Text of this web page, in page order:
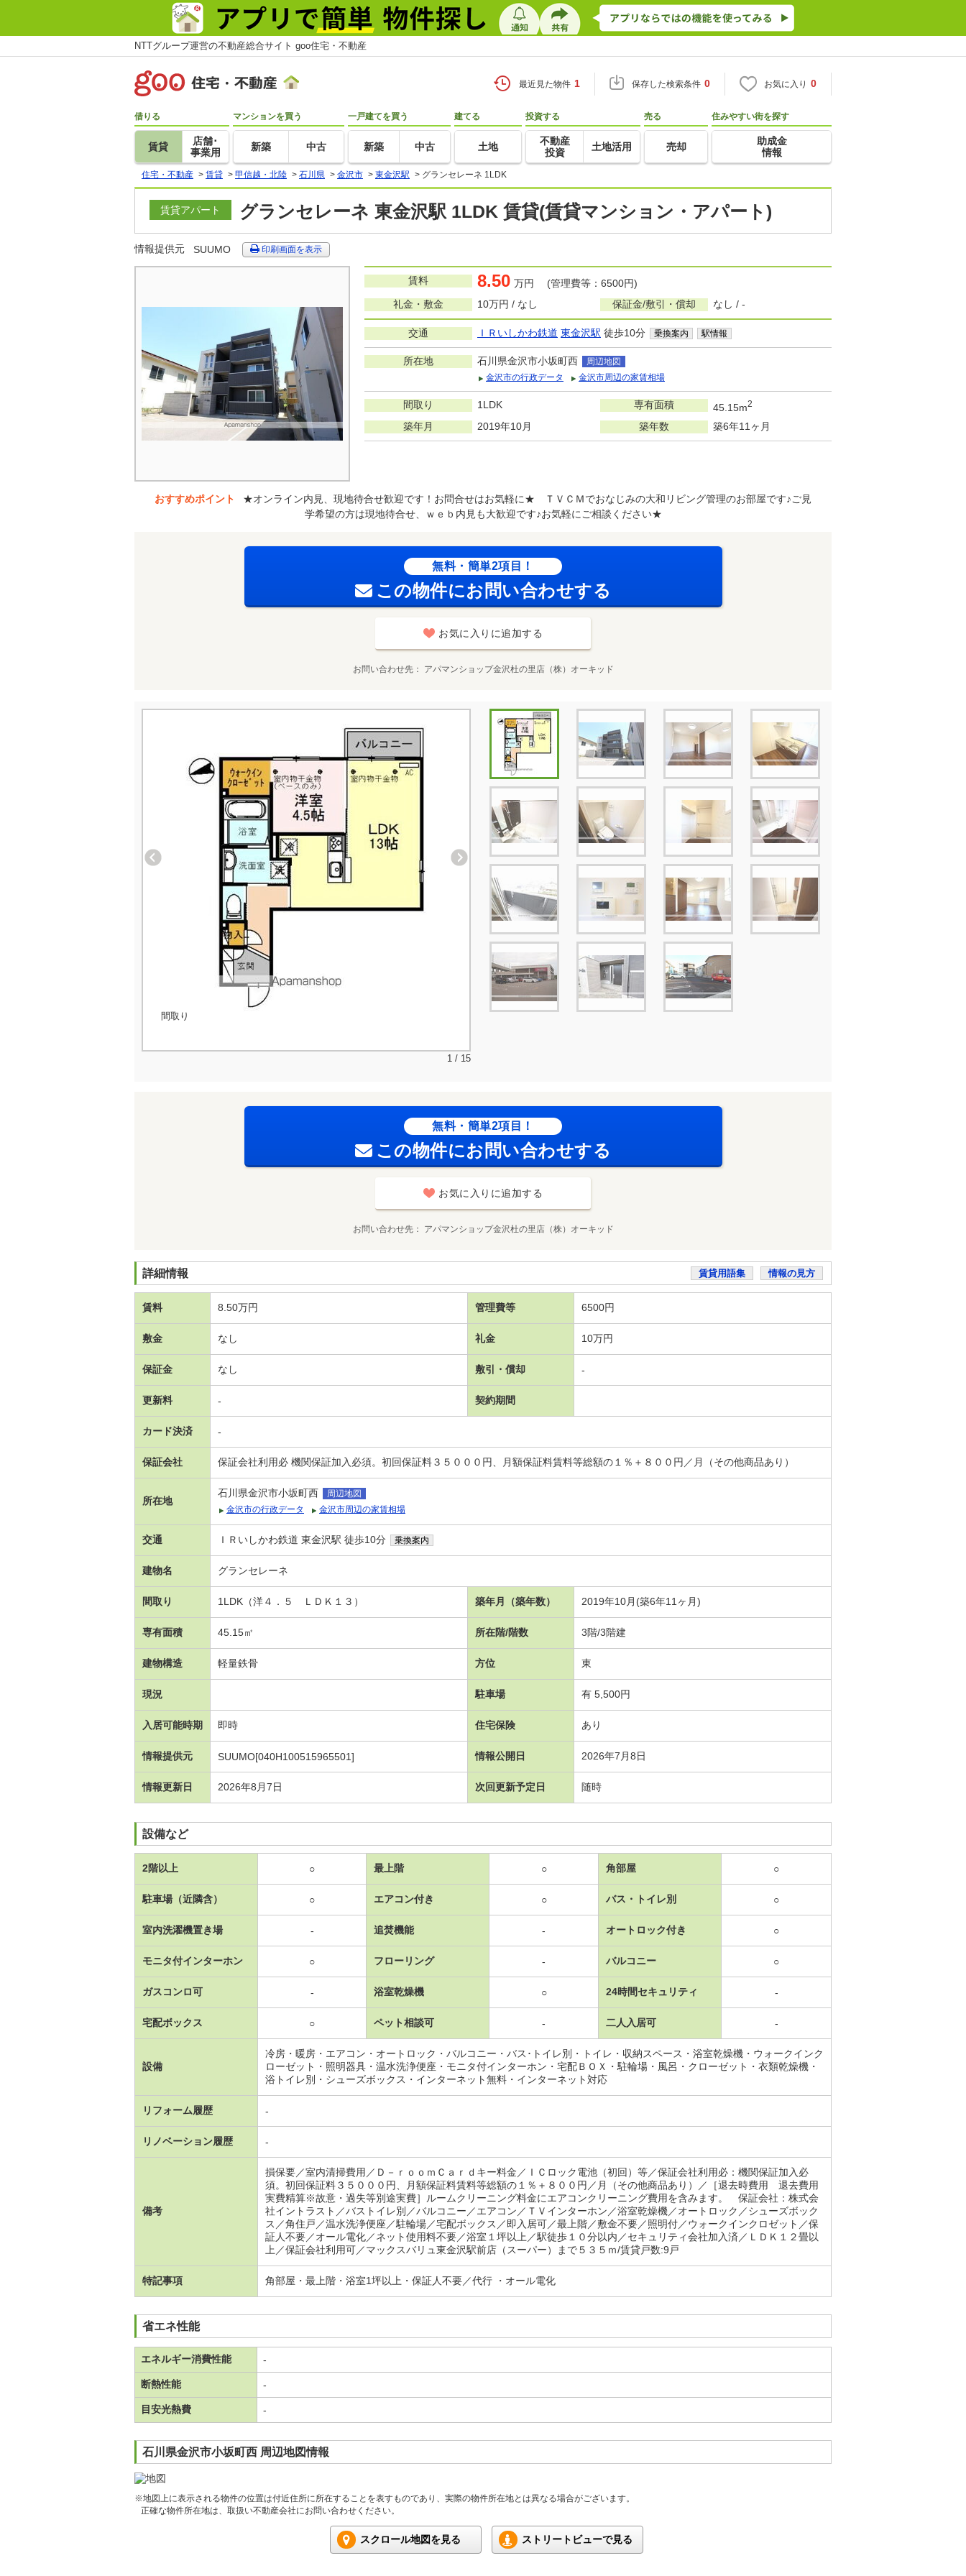
NTTグループ運営の不動産総合サイト goo住宅・不動産
最近見た物件 1 保存した検索条件 0 お気に入り 0
借りる
賃貸
店舗･
事業用
マンションを買う
新築 中古
一戸建てを買う
新築 中古
建てる
土地
投資する
不動産
投資
土地活用
売る
売却
住みやすい街を探す
助成金
情報
住宅・不動産 > 賃貸 > 甲信越・北陸 > 石川県 > 金沢市 > 東金沢駅 > グランセレーネ 1LDK
賃貸アパート グランセレーネ 東金沢駅 1LDK 賃貸(賃貸マンション・アパート)
情報提供元 SUUMO 印刷画面を表示
賃料 8.50 万円 (管理費等：6500円)
礼金・敷金
10万円 / なし 保証金/敷引・償却 なし / -
交通 ＩＲいしかわ鉄道 東金沢駅 徒歩10分 乗換案内 駅情報
所在地 石川県金沢市小坂町西
周辺地図
金沢市の行政データ
金沢市周辺の家賃相場
間取り 1LDK 専有面積 45.15m2
築年月 2019年10月 築年数 築6年11ヶ月
おすすめポイント
★オンライン内見、現地待合せ歓迎です！お問合せはお気軽に★ ＴＶＣＭでおなじみの大和リビング管理のお部屋です♪ご見
学希望の方は現地待合せ、ｗｅｂ内見も大歓迎です♪お気軽にご相談ください★
無料・簡単2項目！
この物件にお問い合わせする
お気に入りに追加する
お問い合わせ先 アパマンショップ金沢杜の里店（株）オーキッド
間取り
1 / 15
無料・簡単2項目！
この物件にお問い合わせする
お気に入りに追加する
お問い合わせ先 アパマンショップ金沢杜の里店（株）オーキッド
詳細情報 賃貸用語集 情報の見方
賃料 8.50万円 管理費等 6500円
敷金 なし 礼金 10万円
保証金 なし 敷引・償却 -
更新料 - 契約期間
カード決済 -
保証会社 保証会社利用必 機関保証加入必須。初回保証料３５０００円、月額保証料賃料等総額の１％＋８００円／月（その他商品あり）
所在地
石川県金沢市小坂町西
周辺地図
金沢市の行政データ
金沢市周辺の家賃相場
交通 ＩＲいしかわ鉄道 東金沢駅 徒歩10分 乗換案内
建物名 グランセレーネ
間取り 1LDK（洋４．５ ＬＤＫ１３） 築年月（築年数） 2019年10月(築6年11ヶ月)
専有面積 45.15㎡ 所在階/階数 3階/3階建
建物構造 軽量鉄骨 方位 東
現況 駐車場 有 5,500円
入居可能時期 即時 住宅保険 あり
情報提供元 SUUMO[040H100515965501] 情報公開日 2026年7月8日
情報更新日 2026年8月7日 次回更新予定日 随時
設備など
2階以上 ○ 最上階 ○ 角部屋 ○
駐車場（近隣含） ○ エアコン付き ○ バス・トイレ別 ○
室内洗濯機置き場 - 追焚機能 - オートロック付き ○
モニタ付インターホン ○ フローリング - バルコニー ○
ガスコンロ可 - 浴室乾燥機 ○ 24時間セキュリティ -
宅配ボックス ○ ペット相談可 - 二人入居可 -
設備
冷房・暖房・エアコン・オートロック・バルコニー・バス･トイレ別・トイレ・収納スペース・浴室乾燥機・ウォークインク
ローゼット・照明器具・温水洗浄便座・モニタ付インターホン・宅配ＢＯＸ・駐輪場・風呂・クローゼット・衣類乾燥機・
浴トイレ別・シューズボックス・インターネット無料・インターネット対応
リフォーム履歴 -
リノベーション履歴 -
備考
損保要／室内清掃費用／Ｄ－ｒｏｏｍＣａｒｄキー料金／ＩＣロック電池（初回）等／保証会社利用必：機関保証加入必
須。初回保証料３５０００円、月額保証料賃料等総額の１％＋８００円／月（その他商品あり）／［退去時費用 退去費用
実費精算※故意・過失等別途実費］ルームクリーニング料金にエアコンクリーニング費用を含みます。 保証会社：株式会
社イントラスト／バストイレ別／バルコニー／エアコン／ＴＶインターホン／浴室乾燥機／オートロック／シューズボック
ス／角住戸／温水洗浄便座／駐輪場／宅配ボックス／即入居可／最上階／敷金不要／照明付／ウォークインクロゼット／保
証人不要／オール電化／ネット使用料不要／浴室１坪以上／駅徒歩１０分以内／セキュリティ会社加入済／ＬＤＫ１２畳以
上／保証会社利用可／マックスバリュ東金沢駅前店（スーパー）まで５３５ｍ/賃貸戸数:9戸
特記事項 角部屋・最上階・浴室1坪以上・保証人不要／代行 ・オール電化
省エネ性能
エネルギー消費性能 -
断熱性能 -
目安光熱費 -
石川県金沢市小坂町西 周辺地図情報
※地図上に表示される物件の位置は付近住所に所在することを表すものであり、実際の物件所在地とは異なる場合がございます。
正確な物件所在地は、取扱い不動産会社にお問い合わせください。
スクロール地図を見る ストリートビューで見る